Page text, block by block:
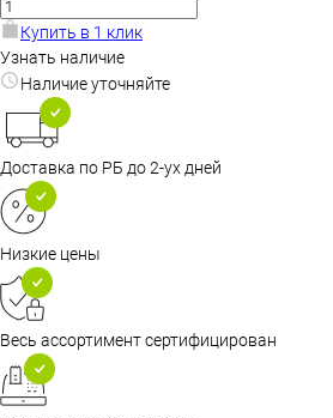
Купить в 1 клик
Узнать наличие
Наличие уточняйте
Доставка по РБ до 2-ух дней
Низкие цены
Весь ассортимент сертифицирован